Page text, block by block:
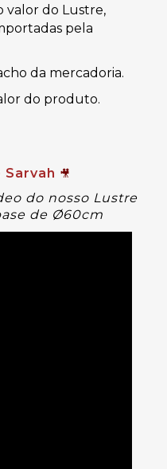
valor do Lustre,
pela
da mercadoria.
do produto.
🎥
do nosso Lustre
de Ø60cm